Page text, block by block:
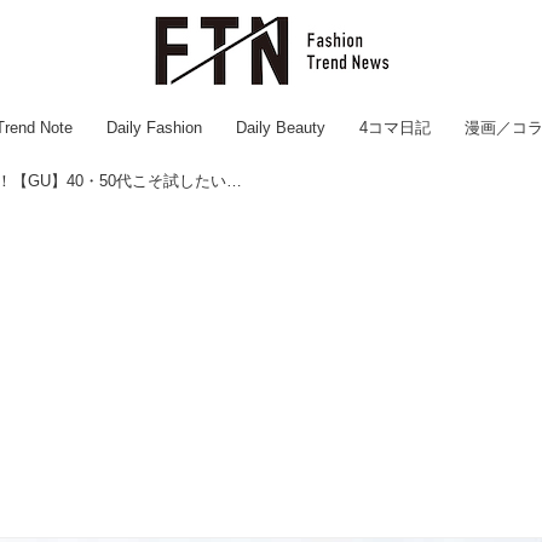
Note Daily Fashion Daily Beauty 4コマ日記 漫画／コ